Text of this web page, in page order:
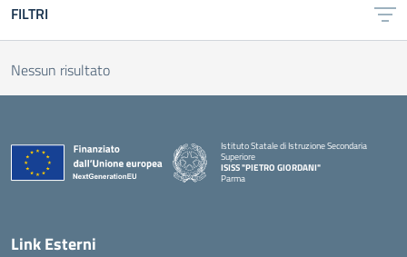
FILTRI
Nessun risultato
Istituto Statale di Istruzione Secondaria
Superiore
ISISS "PIETRO GIORDANI"
Parma
Link Esterni